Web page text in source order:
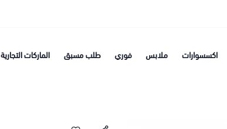
اكسسوارات ملابس فوري طلب مسبق الماركات التجارية